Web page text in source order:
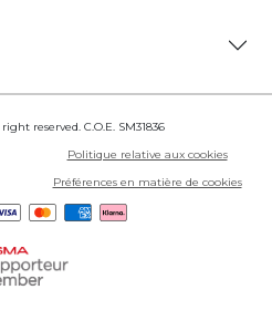
reserved. C.O.E. SM31836
Politique relative aux cookies
Préférences en matière de cookies